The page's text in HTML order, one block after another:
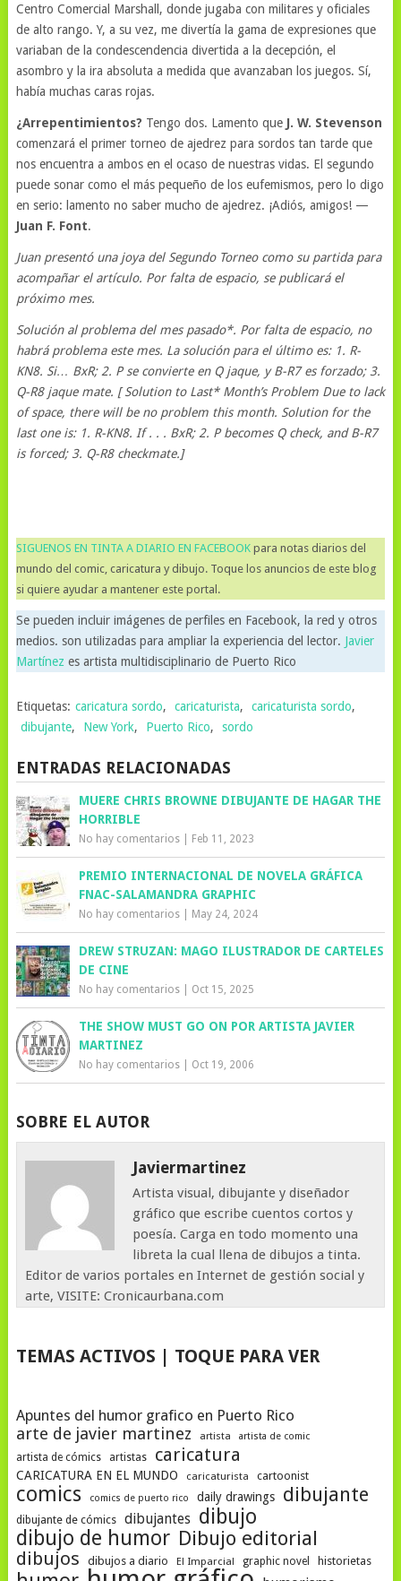
Centro Comercial Marshall, donde jugaba con militares y oficiales
de alto rango. Y, a su vez, me divertía la gama de expresiones que
variaban de la condescendencia divertida a la decepción, el
asombro y la ira absoluta a medida que avanzaban los juegos. Sí,
había muchas caras rojas.
¿Arrepentimientos? Tengo dos. Lamento que J. W. Stevenson
comenzará el primer torneo de ajedrez para sordos tan tarde que
nos encuentra a ambos en el ocaso de nuestras vidas. El segundo
puede sonar como el más pequeño de los eufemismos, pero lo digo
en serio: lamento no saber mucho de ajedrez. ¡Adiós, amigos! —
Juan F. Font.
Juan presentó una joya del Segundo Torneo como su partida para
acompañar el artículo. Por falta de espacio, se publicará el
próximo mes.
Solución al problema del mes pasado*. Por falta de espacio, no
habrá problema este mes. La solución para el último es: 1. R-
KN8. Si… BxR; 2. P se convierte en Q jaque, y B-R7 es forzado; 3.
Q-R8 jaque mate. [ Solution to Last* Month’s Problem Due to lack
of space, there will be no problem this month. Solution for the
last one is: 1. R-KN8. If . . . BxR; 2. P becomes Q check, and B-R7
is forced; 3. Q-R8 checkmate.]
SIGUENOS EN TINTA A DIARIO EN FACEBOOKpara notas diarios del
mundo del comic, caricatura y dibujo. Toque los anuncios de este blog
si quiere ayudar a mantener este portal.
Se pueden incluir imágenes de perfiles en Facebook, la red y otros
medios. son utilizadas para ampliar la experiencia del lector. Javier
Martínez es artista multidisciplinario de Puerto Rico
Etiquetas: caricatura sordo, caricaturista, caricaturista sordo,
dibujante, New York, Puerto Rico, sordo
ENTRADAS RELACIONADAS
MUERE CHRIS BROWNE DIBUJANTE DE HAGAR THE
HORRIBLE
No hay comentarios| Feb 11, 2023
PREMIO INTERNACIONAL DE NOVELA GRÁFICA
FNAC-SALAMANDRA GRAPHIC
No hay comentarios| May 24, 2024
DREW STRUZAN: MAGO ILUSTRADOR DE CARTELES
DE CINE
No hay comentarios| Oct 15, 2025
THE SHOW MUST GO ON POR ARTISTA JAVIER
MARTINEZ
No hay comentarios| Oct 19, 2006
SOBRE EL AUTOR
Javiermartinez
Artista visual, dibujante y diseñador
gráfico que escribe cuentos cortos y
poesía. Carga en todo momento una
libreta la cual llena de dibujos a tinta.
Editor de varios portales en Internet de gestión social y
arte, VISITE: Cronicaurbana.com
TEMAS ACTIVOS | TOQUE PARA VER
Apuntes del humor grafico en Puerto Rico
arte de javier martinez artista artista de comic
artista de cómics artistas caricatura
CARICATURA EN EL MUNDO caricaturista cartoonist
comics comics de puerto rico daily drawings dibujante
dibujante de cómics dibujantes dibujo
dibujo de humor Dibujo editorial
dibujos dibujos a diario El Imparcial graphic novel historietas